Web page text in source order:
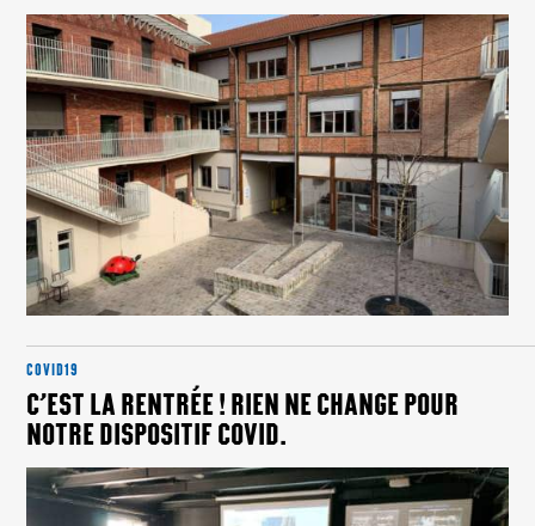
COVID19
C’EST LA RENTRÉE ! RIEN NE CHANGE POUR
NOTRE DISPOSITIF COVID.